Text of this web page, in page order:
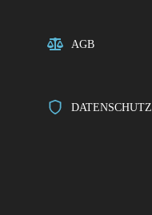
AGB
DATENSCHUTZ